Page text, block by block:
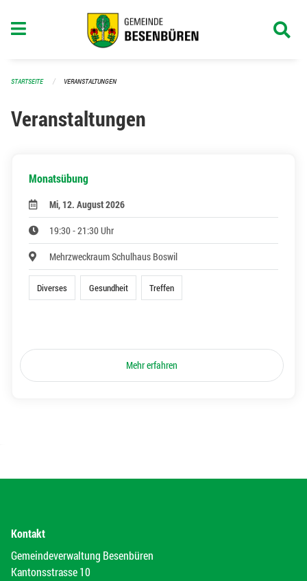
STARTSEITE VERANSTALTUNGEN
Veranstaltungen
Monatsübung
Mi, 12. August 2026
19:30 - 21:30 Uhr
Mehrzweckraum Schulhaus Boswil
Diverses Gesundheit Treffen
Mehr erfahren
Kontakt
Gemeindeverwaltung Besenbüren
Kantonsstrasse 10